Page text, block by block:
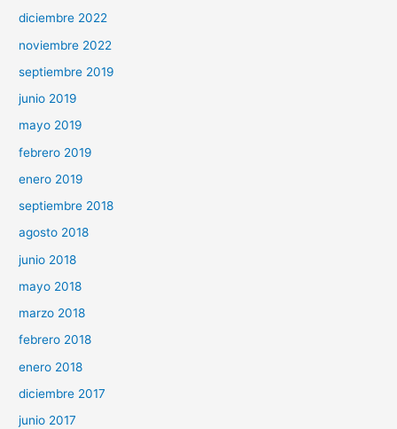
diciembre 2022
noviembre 2022
septiembre 2019
junio 2019
mayo 2019
febrero 2019
enero 2019
septiembre 2018
agosto 2018
junio 2018
mayo 2018
marzo 2018
febrero 2018
enero 2018
diciembre 2017
junio 2017